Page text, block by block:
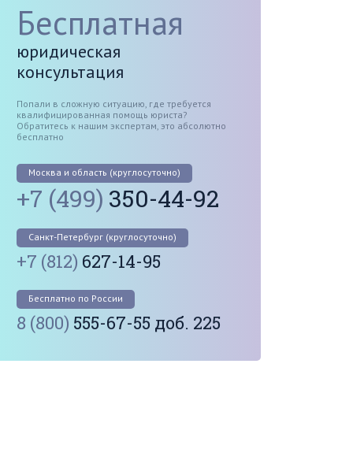
Бесплатная
юридическая
консультация
Попали в сложную ситуацию, где требуется
квалифицированная помощь юриста?
Обратитесь к нашим экспертам, это абсолютно
бесплатно
Москва и область (круглосуточно)
+7 (499) 350-44-92
Санкт-Петербург (круглосуточно)
+7 (812) 627-14-95
Бесплатно по России
8 (800) 555-67-55 доб. 225